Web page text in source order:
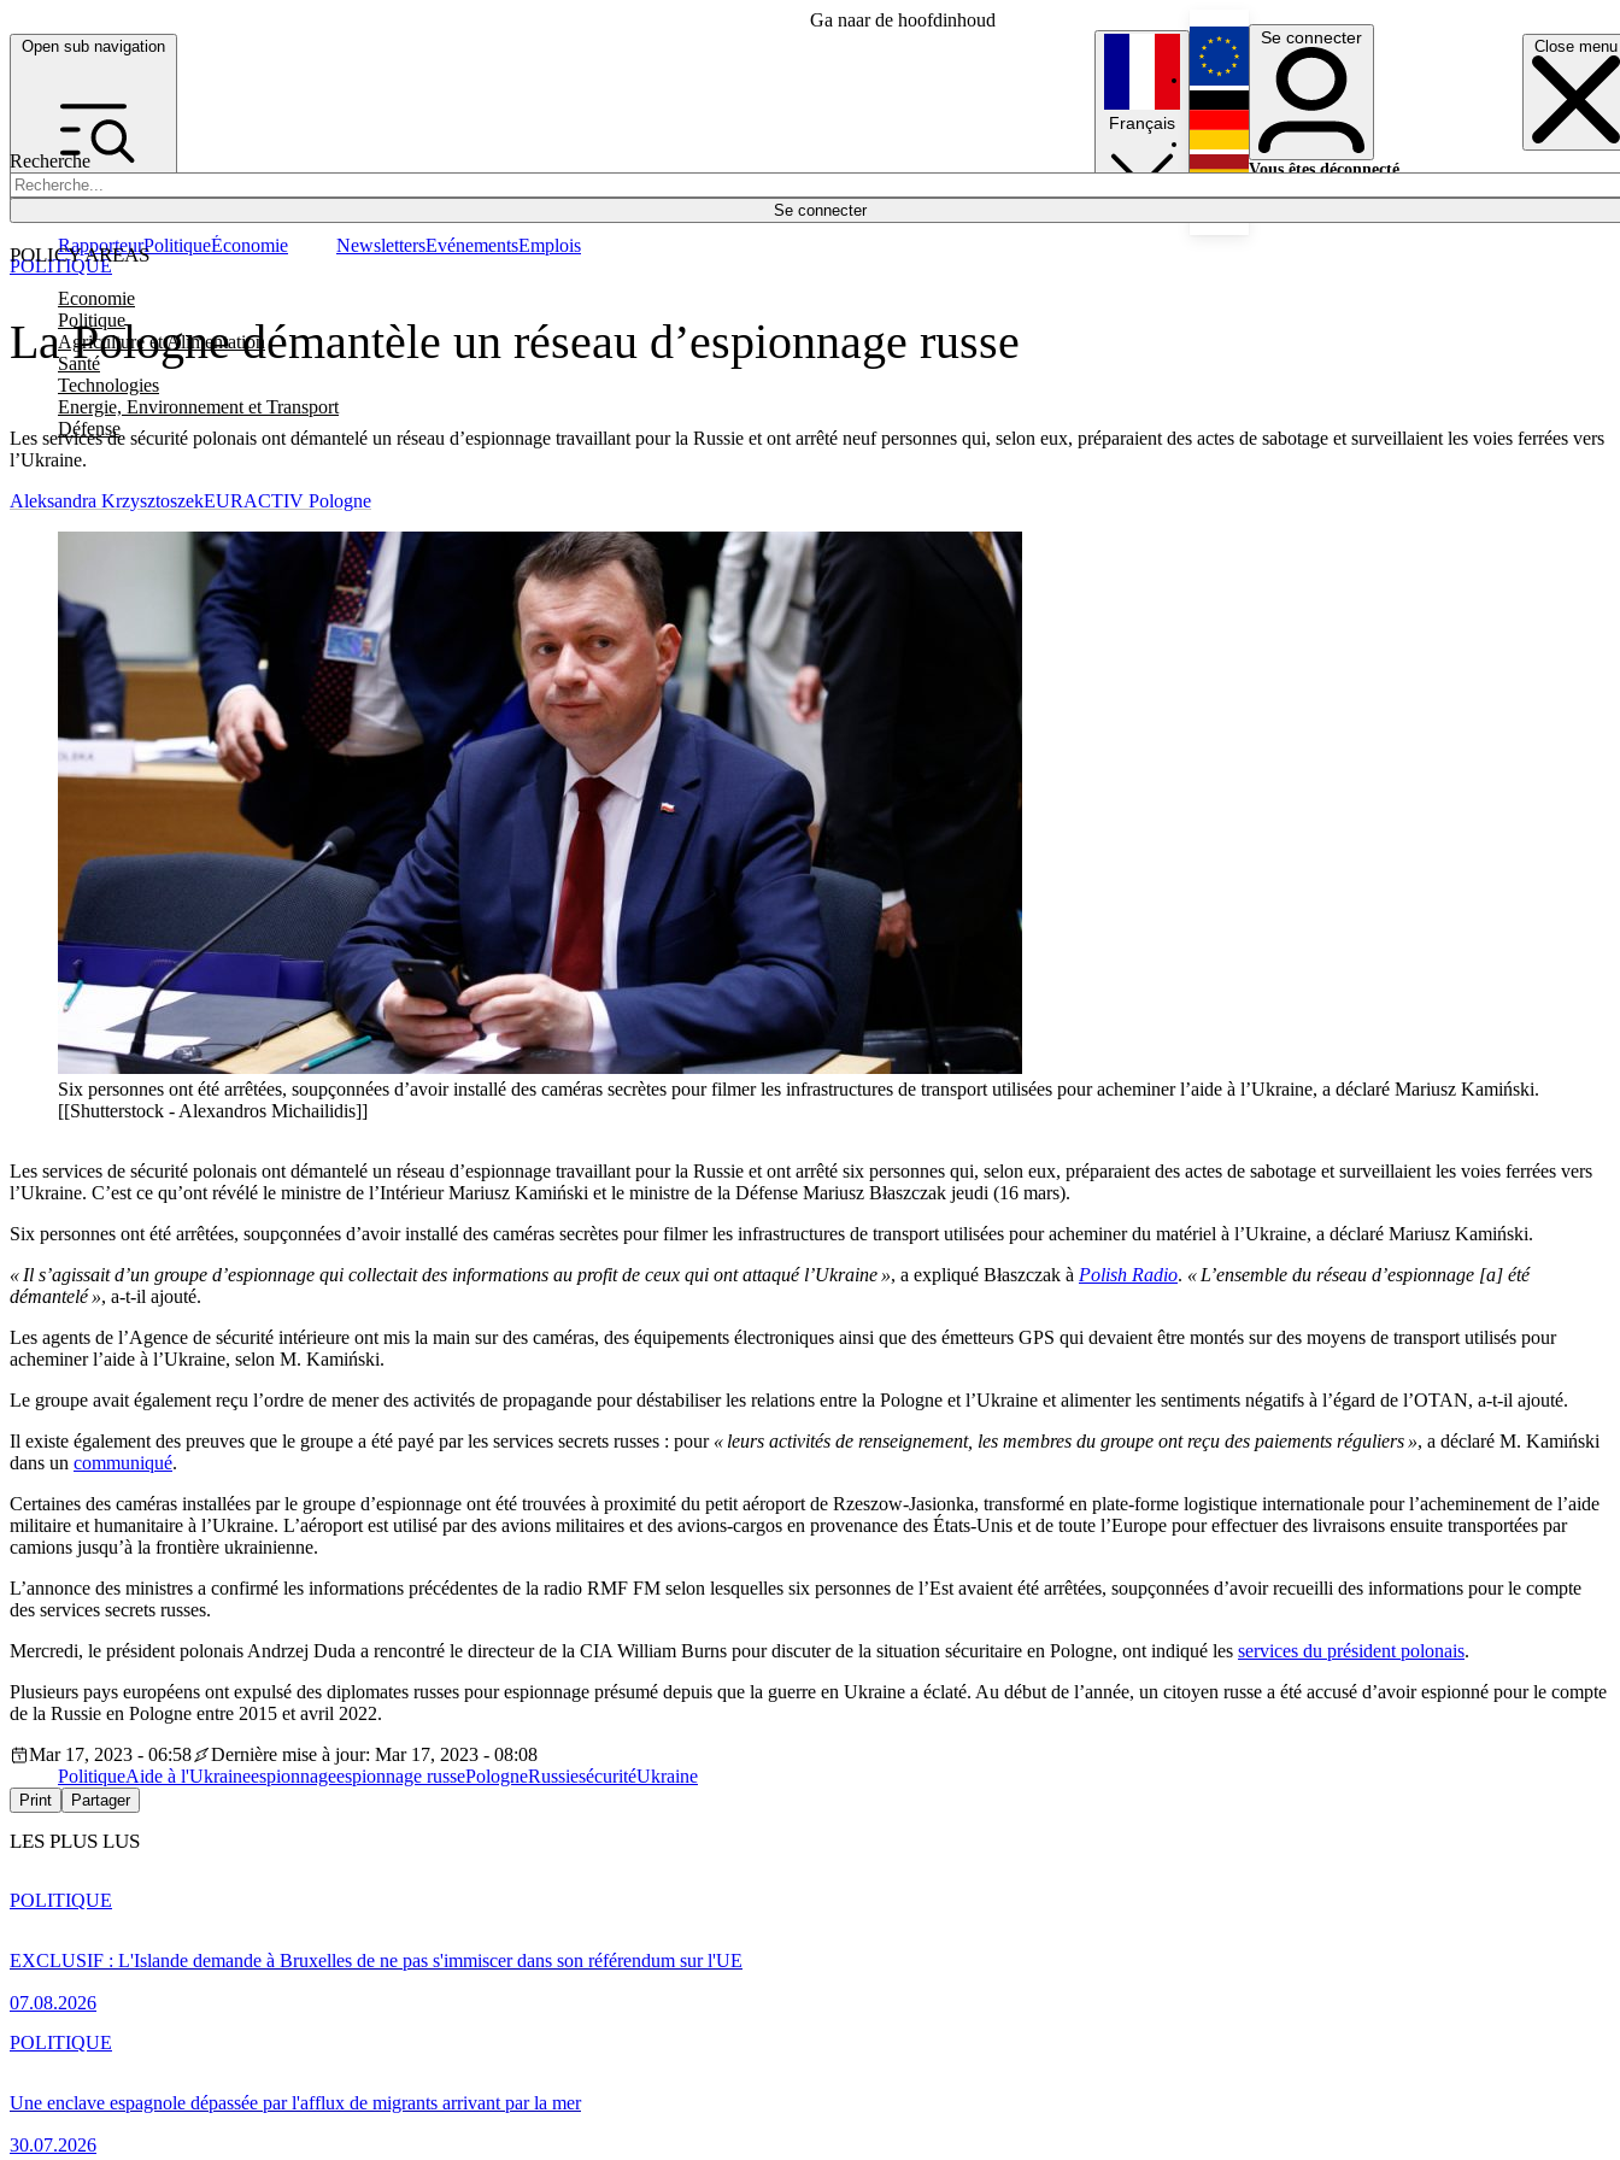
Ga naar de hoofdinhoud
Open sub navigation Close menu
Recherche
Se connecter
POLICY AREAS
Economie
Politique
Agriculture et Alimentation
Santé
Technologies
Energie, Environnement et Transport
Défense
RapporteurPolitiqueÉconomie NewslettersEvénementsEmplois
Français
English
Deutsch
Se connecter
Vous êtes déconnecté.
La Pologne démantèle un réseau d’espionnage russe
Les services de sécurité polonais ont démantelé un réseau d’espionnage travaillant pour la Russie et ont arrêté neuf personnes qui, selon eux, préparaient des actes de sabotage et surveillaient les voies ferrées vers
l’Ukraine.
POLITIQUE
Aleksandra KrzysztoszekEURACTIV Pologne
Six personnes ont été arrêtées, soupçonnées d’avoir installé des caméras secrètes pour filmer les infrastructures de transport utilisées pour acheminer l’aide à l’Ukraine, a déclaré Mariusz Kamiński.
[[Shutterstock - Alexandros Michailidis]]
Les services de sécurité polonais ont démantelé un réseau d’espionnage travaillant pour la Russie et ont arrêté six personnes qui, selon eux, préparaient des actes de sabotage et surveillaient les voies ferrées vers
l’Ukraine. C’est ce qu’ont révélé le ministre de l’Intérieur Mariusz Kamiński et le ministre de la Défense Mariusz Błaszczak jeudi (16 mars).
Six personnes ont été arrêtées, soupçonnées d’avoir installé des caméras secrètes pour filmer les infrastructures de transport utilisées pour acheminer du matériel à l’Ukraine, a déclaré Mariusz Kamiński.
« Il s’agissait d’un groupe d’espionnage qui collectait des informations au profit de ceux qui ont attaqué l’Ukraine », a expliqué Błaszczak à Polish Radio. « L’ensemble du réseau d’espionnage [a] été
démantelé », a-t-il ajouté.
Les agents de l’Agence de sécurité intérieure ont mis la main sur des caméras, des équipements électroniques ainsi que des émetteurs GPS qui devaient être montés sur des moyens de transport utilisés pour
acheminer l’aide à l’Ukraine, selon M. Kamiński.
Le groupe avait également reçu l’ordre de mener des activités de propagande pour déstabiliser les relations entre la Pologne et l’Ukraine et alimenter les sentiments négatifs à l’égard de l’OTAN, a-t-il ajouté.
Il existe également des preuves que le groupe a été payé par les services secrets russes : pour « leurs activités de renseignement, les membres du groupe ont reçu des paiements réguliers », a déclaré M. Kamiński
dans un communiqué.
Certaines des caméras installées par le groupe d’espionnage ont été trouvées à proximité du petit aéroport de Rzeszow-Jasionka, transformé en plate-forme logistique internationale pour l’acheminement de l’aide
militaire et humanitaire à l’Ukraine. L’aéroport est utilisé par des avions militaires et des avions-cargos en provenance des États-Unis et de toute l’Europe pour effectuer des livraisons ensuite transportées par
camions jusqu’à la frontière ukrainienne.
L’annonce des ministres a confirmé les informations précédentes de la radio RMF FM selon lesquelles six personnes de l’Est avaient été arrêtées, soupçonnées d’avoir recueilli des informations pour le compte
des services secrets russes.
Mercredi, le président polonais Andrzej Duda a rencontré le directeur de la CIA William Burns pour discuter de la situation sécuritaire en Pologne, ont indiqué les services du président polonais.
Plusieurs pays européens ont expulsé des diplomates russes pour espionnage présumé depuis que la guerre en Ukraine a éclaté. Au début de l’année, un citoyen russe a été accusé d’avoir espionné pour le compte
de la Russie en Pologne entre 2015 et avril 2022.
Mar 17, 2023 - 06:58
Dernière mise à jour: Mar 17, 2023 - 08:08
PolitiqueAide à l'Ukraineespionnageespionnage russePologneRussiesécuritéUkraine
Print Partager
LES PLUS LUS
EXCLUSIF : L'Islande demande à Bruxelles de ne pas s'immiscer dans son référendum sur l'UE
07.08.2026
POLITIQUE
Une enclave espagnole dépassée par l'afflux de migrants arrivant par la mer
30.07.2026
POLITIQUE